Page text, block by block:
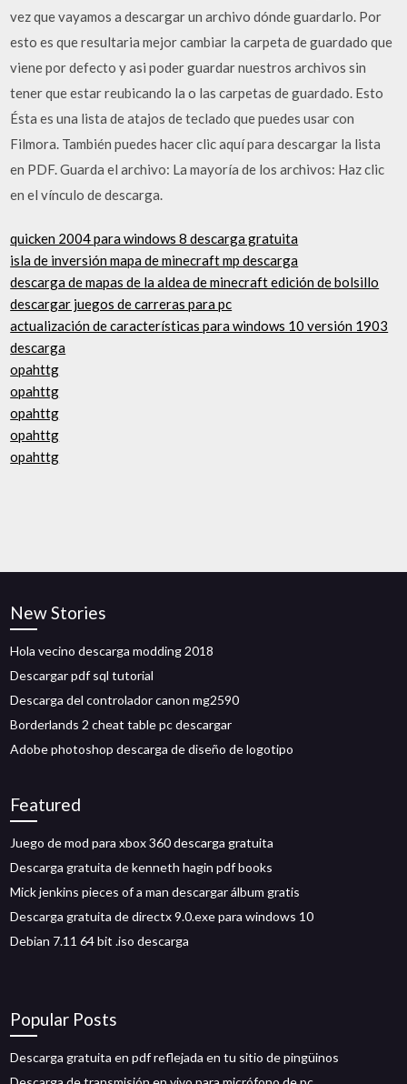
vez que vayamos a descargar un archivo dónde guardarlo. Por
esto es que resultaria mejor cambiar la carpeta de guardado que
viene por defecto y asi poder guardar nuestros archivos sin
tener que estar reubicando la o las carpetas de guardado. Esto
Ésta es una lista de atajos de teclado que puedes usar con
Filmora. También puedes hacer clic aquí para descargar la lista
en PDF. Guarda el archivo: La mayoría de los archivos: Haz clic
en el vínculo de descarga.
quicken 2004 para windows 8 descarga gratuita
isla de inversión mapa de minecraft mp descarga
descarga de mapas de la aldea de minecraft edición de bolsillo
descargar juegos de carreras para pc
actualización de características para windows 10 versión 1903
descarga
opahttg
opahttg
opahttg
opahttg
opahttg
New Stories
Hola vecino descarga modding 2018
Descargar pdf sql tutorial
Descarga del controlador canon mg2590
Borderlands 2 cheat table pc descargar
Adobe photoshop descarga de diseño de logotipo
Featured
Juego de mod para xbox 360 descarga gratuita
Descarga gratuita de kenneth hagin pdf books
Mick jenkins pieces of a man descargar álbum gratis
Descarga gratuita de directx 9.0.exe para windows 10
Debian 7.11 64 bit .iso descarga
Popular Posts
Descarga gratuita en pdf reflejada en tu sitio de pingüinos